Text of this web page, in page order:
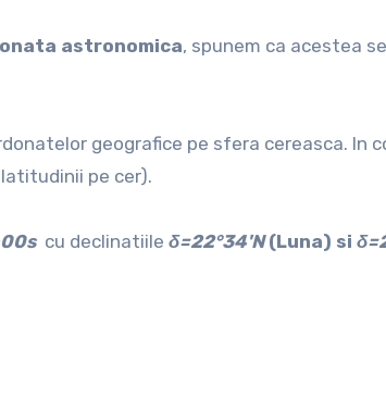
astronomica, spunem ca acestea
geografice pe sfera cereasca. In
pe cer).
cu declinatiile δ=22°34'N(Luna) si